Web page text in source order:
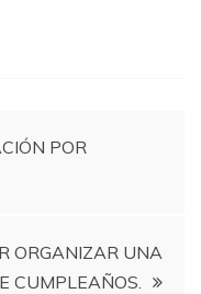
POR
ORGANIZAR UNA
CUMPLEAÑOS.